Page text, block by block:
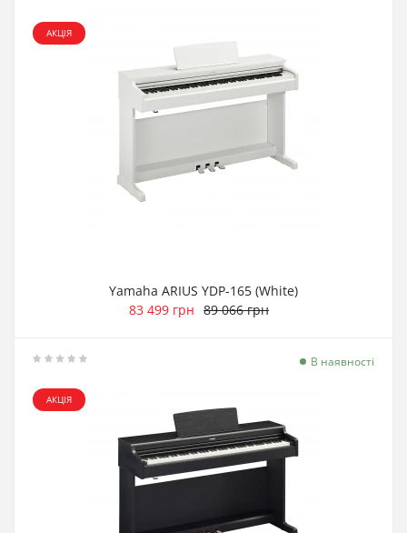
АКЦІЯ
Yamaha ARIUS YDP-165 (White)
83 499 грн 89 066 грн
АКЦІЯ
В наявності